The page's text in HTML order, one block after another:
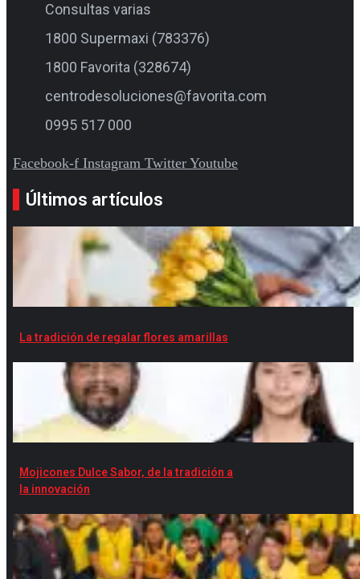
Consultas varias
1800 Supermaxi (783376)
1800 Favorita (328674)
centrodesoluciones@favorita.com
0995 517 000
Facebook-f Instagram Twitter Youtube
Últimos artículos
La tradición de regalar flores amarillas
Mojicones Dulce Sabor, de la tradición a
la innovación